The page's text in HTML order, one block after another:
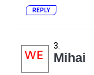
REPLY
Mihai